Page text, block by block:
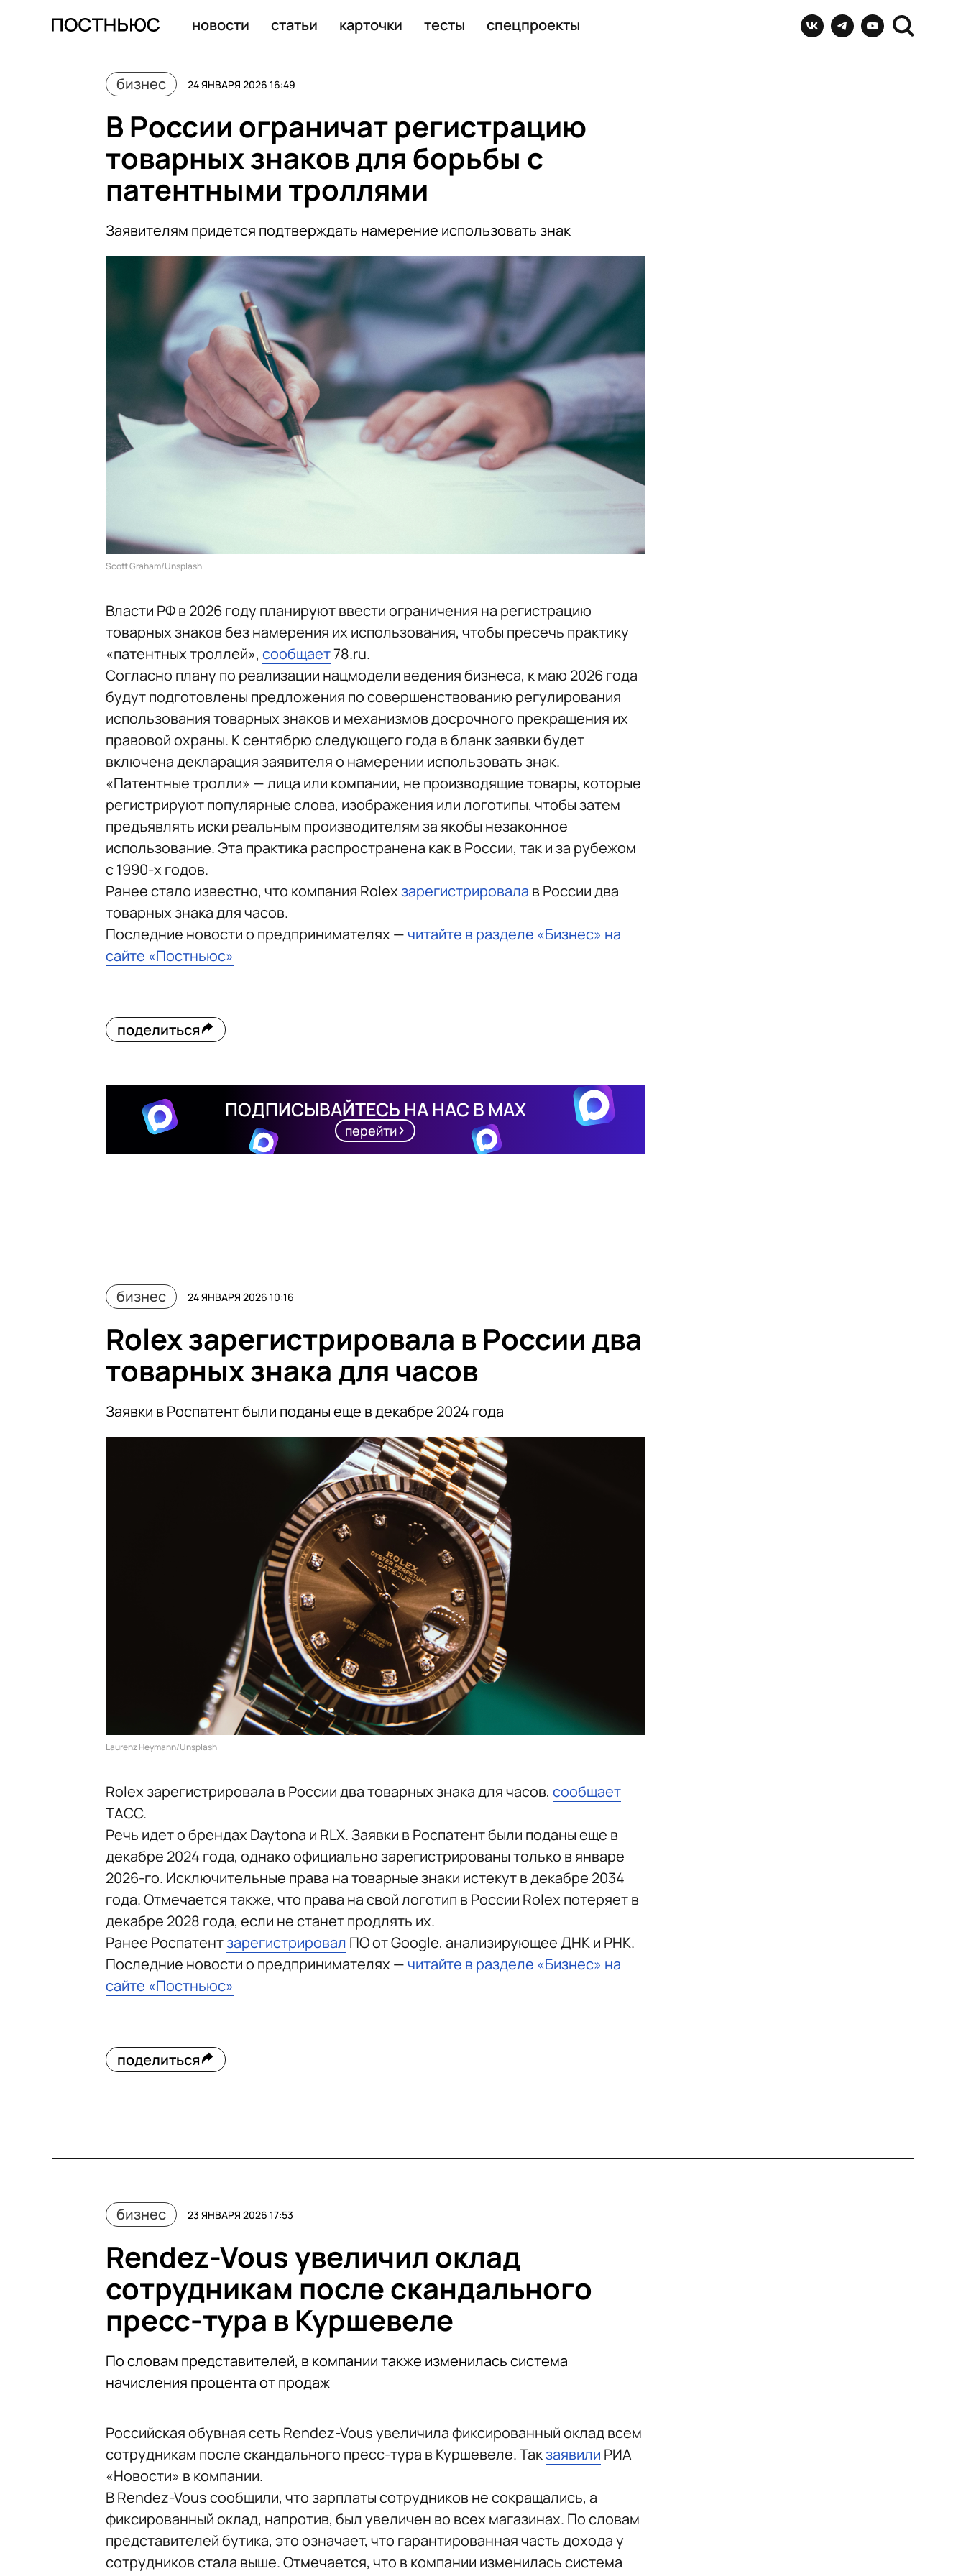
новости статьи карточки тесты спецпроекты
бизнес 24 ЯНВАРЯ 2026 16:49
В России ограничат регистрацию
товарных знаков для борьбы с
патентными троллями
Заявителям придется подтверждать намерение использовать знак
Scott Graham/Unsplash
Власти РФ в 2026 году планируют ввести ограничения на регистрацию
товарных знаков без намерения их использования, чтобы пресечь практику
«патентных троллей», сообщает78.ru.
Согласно плану по реализации нацмодели ведения бизнеса, к маю 2026 года
будут подготовлены предложения по совершенствованию регулирования
использования товарных знаков и механизмов досрочного прекращения их
правовой охраны. К сентябрю следующего года в бланк заявки будет
включена декларация заявителя о намерении использовать знак.
«Патентные тролли» — лица или компании, не производящие товары, которые
регистрируют популярные слова, изображения или логотипы, чтобы затем
предъявлять иски реальным производителям за якобы незаконное
использование. Эта практика распространена как в России, так и за рубежом
с 1990-х годов.
Ранее стало известно, что компания Rolexзарегистрировала в России два
товарных знака для часов.
Последние новости о предпринимателях —читайте в разделе «Бизнес» на
сайте «Постньюс»
поделиться
ПОДПИСЫВАЙТЕСЬ НА НАС В MAX
перейти
бизнес 24 ЯНВАРЯ 2026 10:16
Rolex зарегистрировала в России два
товарных знака для часов
Заявки в Роспатент были поданы еще в декабре 2024 года
Laurenz Heymann/Unsplash
Rolex зарегистрировала в России два товарных знака для часов, сообщает
ТАСС.
Речь идет о брендах Daytona и RLX. Заявки в Роспатент были поданы еще в
декабре 2024 года, однако официально зарегистрированы только в январе
2026-го. Исключительные права на товарные знаки истекут в декабре 2034
года. Отмечается также, что права на свой логотип в России Rolex потеряет в
декабре 2028 года, если не станет продлять их.
Ранее Роспатентзарегистрировал ПО от Google, анализирующее ДНК и РНК.
Последние новости о предпринимателях —читайте в разделе «Бизнес» на
сайте «Постньюс»
поделиться
бизнес 23 ЯНВАРЯ 2026 17:53
Rendez-Vous увеличил оклад
сотрудникам после скандального
пресс-тура в Куршевеле
По словам представителей, в компании также изменилась система
начисления процента от продаж
Российская обувная сеть Rendez-Vous увеличила фиксированный оклад всем
сотрудникам после скандального пресс-тура в Куршевеле. Такзаявили РИА
«Новости» в компании.
В Rendez-Vous сообщили, что зарплаты сотрудников не сокращались, а
фиксированный оклад, напротив, был увеличен во всех магазинах. По словам
представителей бутика, это означает, что гарантированная часть дохода у
сотрудников стала выше. Отмечается, что в компании изменилась система